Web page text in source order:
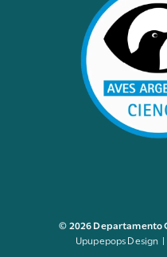
© 2026 Departamento
Upupepops Design